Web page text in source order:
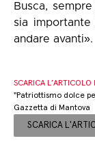
Busca,
sia
andare avanti».
SCARICA L’ARTICOLO
"Patriottismo dolce
Gazzetta di Mantova
SCARICA